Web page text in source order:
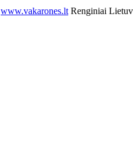
www.vakarones.lt Renginiai